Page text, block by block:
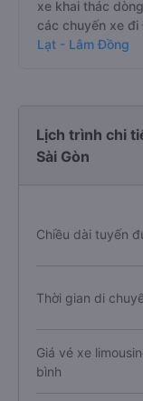
xe khai thác
các chuyến xe
Lạt - Lâm Đồng
Lịch trình chi
Sài Gòn
Chiều dài tuyến
Thời gian di
Giá vé xe
bình